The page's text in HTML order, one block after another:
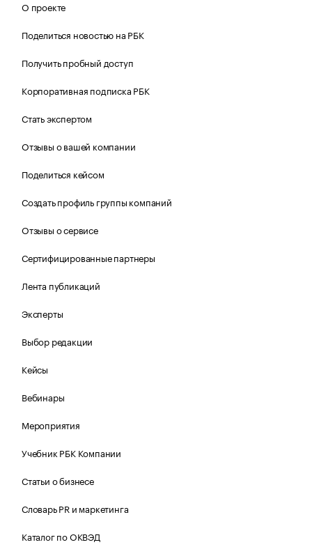
О проекте
Поделиться новостью на РБК
Получить пробный доступ
Корпоративная подписка РБК
Стать экспертом
Отзывы о вашей компании
Поделиться кейсом
Создать профиль группы компаний
Отзывы о сервисе
Сертифицированные партнеры
Лента публикаций
Эксперты
Выбор редакции
Кейсы
Вебинары
Мероприятия
Учебник РБК Компании
Статьи о бизнесе
Словарь PR и маркетинга
Каталог по ОКВЭД